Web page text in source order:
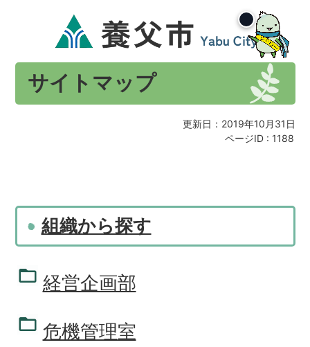
サイトマップ
更新日：2019年10月31日
ページID : 1188
組織から探す
経営企画部
危機管理室